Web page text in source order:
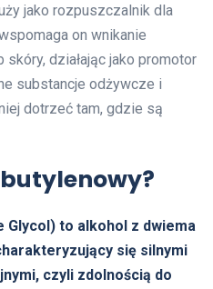
jako rozpuszczalnik dla
on wnikanie
skóry, działając jako promotor
substancje odżywcze i
dotrzeć tam, gdzie są
Glycol) to alkohol z dwiema
się silnymi
czyli zdolnością do